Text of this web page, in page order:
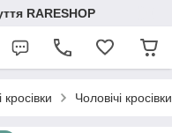
RARESHOP
кросівки Чоловічі